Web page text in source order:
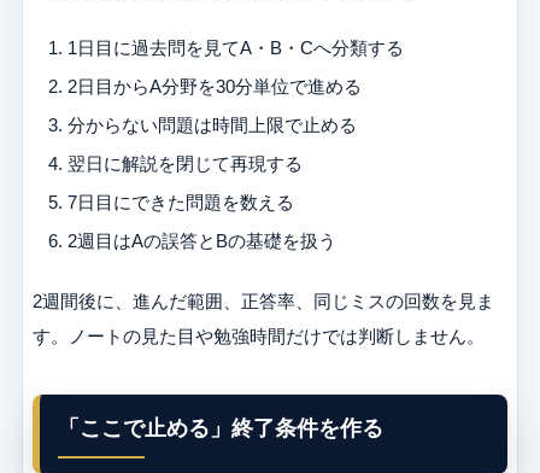
1日目に過去問を見てA・B・Cへ分類する
2日目からA分野を30分単位で進める
分からない問題は時間上限で止める
翌日に解説を閉じて再現する
7日目にできた問題を数える
2週目はAの誤答とBの基礎を扱う
2週間後に、進んだ範囲、正答率、同じミスの回数を見ま
す。ノートの見た目や勉強時間だけでは判断しません。
「ここで止める」終了条件を作る